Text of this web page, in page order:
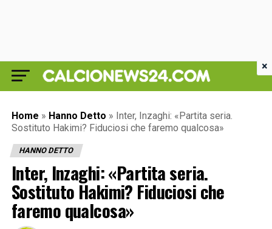
Home » Hanno Detto » Inter, Inzaghi: «Partita seria.
Sostituto Hakimi? Fiduciosi che faremo qualcosa»
HANNO DETTO
Inter, Inzaghi: «Partita seria.
Sostituto Hakimi? Fiduciosi che
faremo qualcosa»
×